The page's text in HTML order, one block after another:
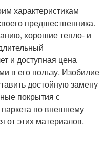
характеристикам
предшественника.
хорошие тепло- и
и доступная цена
в его пользу. Изобилие
достойную замену
покрытия с
по внешнему
от этих материалов.